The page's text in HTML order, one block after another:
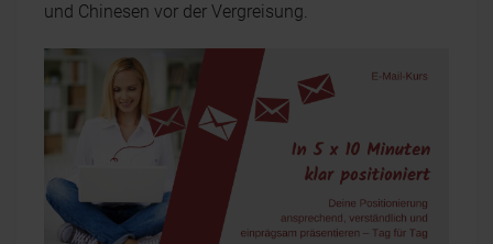
und Chinesen vor der Vergreisung.